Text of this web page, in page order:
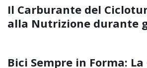
Il Carburante del
alla Nutrizione durante
Bici Sempre in Forma: La